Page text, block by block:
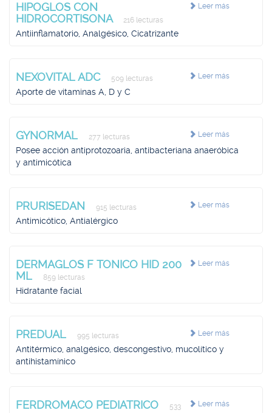
Leer más
HIPOGLOS CON
HIDROCORTISONA
216 lecturas
Antiinflamatorio, Analgésico, Cicatrizante
Leer más
NEXOVITAL ADC 509 lecturas
Aporte de vitaminas A, D y C
Leer más
GYNORMAL 277 lecturas
Posee acción antiprotozoaria, antibacteriana anaeróbica
y antimicótica
Leer más
PRURISEDAN 915 lecturas
Antimicótico, Antialérgico
Leer más
DERMAGLOS F TONICO HID 200
ML
859 lecturas
Hidratante facial
Leer más
PREDUAL 995 lecturas
Antitérmico, analgésico, descongestivo, mucolítico y
antihistamínico
Leer más
FERDROMACO PEDIATRICO
533